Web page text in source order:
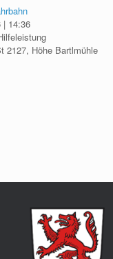
| 14:36
2127, Höhe Bartlmühle